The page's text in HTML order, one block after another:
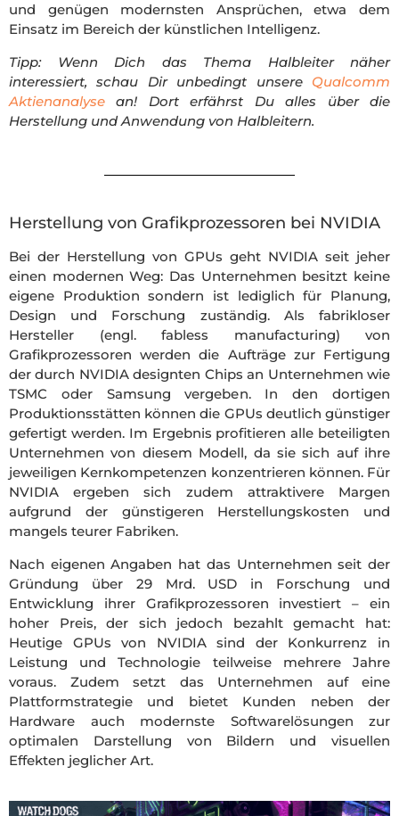
und genügen modernsten Ansprüchen, etwa dem
Einsatz im Bereich der künstlichen Intelligenz.
Tipp: Wenn Dich das Thema Halbleiter näher
interessiert, schau Dir unbedingt unsere Qualcomm
Aktienanalyse an! Dort erfährst Du alles über die
Herstellung und Anwendung von Halbleitern.
Herstellung von Grafikprozessoren bei NVIDIA
Bei der Herstellung von GPUs geht NVIDIA seit jeher
einen modernen Weg: Das Unternehmen besitzt keine
eigene Produktion sondern ist lediglich für Planung,
Design und Forschung zuständig. Als fabrikloser
Hersteller (engl. fabless manufacturing) von
Grafikprozessoren werden die Aufträge zur Fertigung
der durch NVIDIA designten Chips an Unternehmen wie
TSMC oder Samsung vergeben. In den dortigen
Produktionsstätten können die GPUs deutlich günstiger
gefertigt werden. Im Ergebnis profitieren alle beteiligten
Unternehmen von diesem Modell, da sie sich auf ihre
jeweiligen Kernkompetenzen konzentrieren können. Für
NVIDIA ergeben sich zudem attraktivere Margen
aufgrund der günstigeren Herstellungskosten und
mangels teurer Fabriken.
Nach eigenen Angaben hat das Unternehmen seit der
Gründung über 29 Mrd. USD in Forschung und
Entwicklung ihrer Grafikprozessoren investiert – ein
hoher Preis, der sich jedoch bezahlt gemacht hat:
Heutige GPUs von NVIDIA sind der Konkurrenz in
Leistung und Technologie teilweise mehrere Jahre
voraus. Zudem setzt das Unternehmen auf eine
Plattformstrategie und bietet Kunden neben der
Hardware auch modernste Softwarelösungen zur
optimalen Darstellung von Bildern und visuellen
Effekten jeglicher Art.